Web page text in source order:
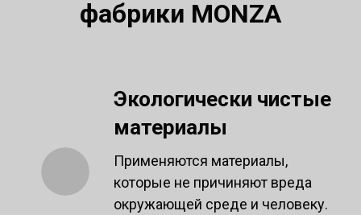
фабрики MONZA
Экологически чистые
материалы
Применяются материалы,
которые не причиняют вреда
окружающей среде и человеку.